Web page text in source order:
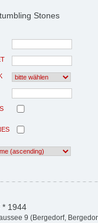
Stones
* 1944
9 (Bergedorf,